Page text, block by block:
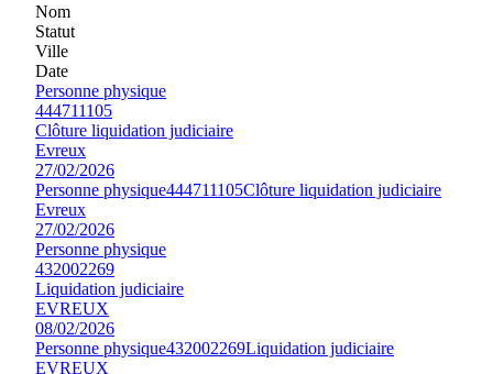
Nom
Statut
Ville
Date
Personne physique
444711105
Clôture liquidation judiciaire
Evreux
27/02/2026
Personne physique444711105Clôture liquidation judiciaire
Evreux
27/02/2026
Personne physique
432002269
Liquidation judiciaire
EVREUX
08/02/2026
Personne physique432002269Liquidation judiciaire
EVREUX